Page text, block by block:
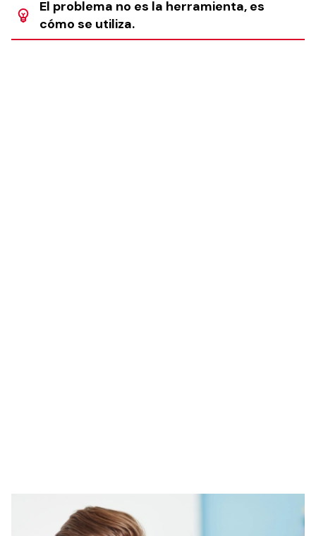
El problema no es la herramienta, es
cómo se utiliza.